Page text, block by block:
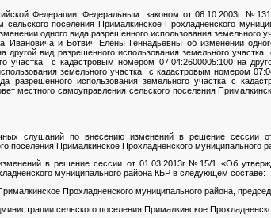
Федерации, Федеральным законом от 06.10.2003г.
поселения Прималкинское Прохладненского
одного вида разрешенного использования
Ивановича и Ботвич Елены Геннадьевны об изменении
вид разрешенного использования земельного
участка с кадастровым номером 07:04:2600005:100 на
земельного участка с кадастровым номером
разрешенного использования земельного участка с
местного самоуправления сельского поселения
слушаний по внесению изменений в решение сессии
поселения Прималкинское Прохладненского муниципального
в решение сессии от 01.03.2013г.№15/1 «Об
муниципального района КБР в следующем составе:
Прохладненского муниципального района,
сельского поселения Прималкинское